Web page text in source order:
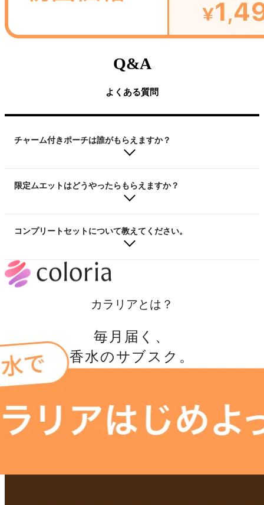
Q&A
よくある質問
チャーム付きポーチは誰がもらえますか？
限定ムエットはどうやったらもらえますか？
コンプリートセットについて教えてください。
カラリアとは？
毎月届く、
香水のサブスク。
数ある香りの中から、あなたにぴったりの 香りを選ぶことがで
きるのは、 今のあなたの感覚だけ。 憧れのハイブランドのあの
香水も その時々の理想の香りも、 まずは気軽に出会いを楽しん